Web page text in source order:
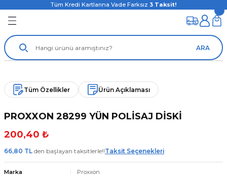
Tüm Kredi Kartlarına Vade Farksız 3 Taksit!
ARA
Tüm Özellikler Ürün Açıklaması
PROXXON 28299 YÜN POLİSAJ DİSKİ
200,40 ₺
66,80 TL den başlayan taksitlerle!!Taksit Seçenekleri
Marka
Proxxon